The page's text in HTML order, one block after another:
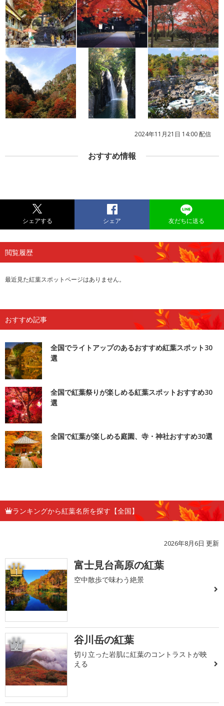
2024年11月21日 14:00 配信
おすすめ情報
シェアする シェア 友だちに送る
閲覧履歴
最近見た紅葉スポットページはありません。
おすすめ記事
全国でライトアップのあるおすすめ紅葉スポット30
選
全国で紅葉祭りが楽しめる紅葉スポットおすすめ30
選
全国で紅葉が楽しめる庭園、寺・神社おすすめ30選
ランキングから紅葉名所を探す【全国】
2026年8月6日 更新
1 富士見台高原の紅葉
空中散歩で味わう絶景
2 谷川岳の紅葉
切り立った岩肌に紅葉のコントラストが映
える